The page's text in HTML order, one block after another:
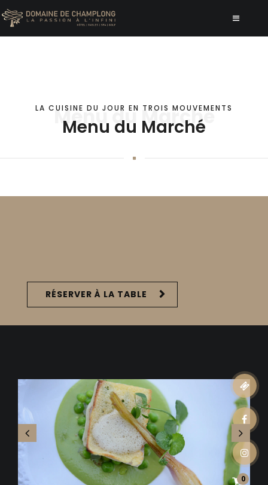
Menu du Marché
LA CUISINE DU JOUR EN TROIS MOUVEMENTS
Menu du Marché
RÉSERVER À LA TABLE
ticket
facebook
instagram
0